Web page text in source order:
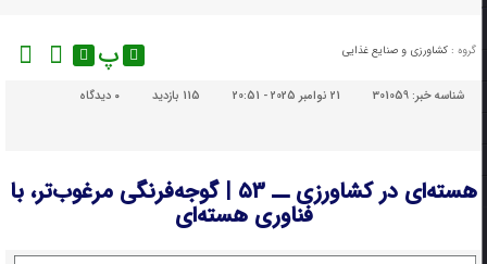
گروه : کشاورزی و صنایع غذایی پ
شناسه خبر:301059 21 نوامبر 2025 - 20:51 115 بازدید دیدگاه
هسته‌ای در کشاورزی ــ ۵۳ | گوجه‌فرنگی مرغوب‌تر، با
فناوری هسته‌ای